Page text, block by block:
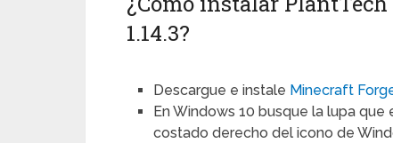
1.14.3?
Descargue e instale Minecraft
En Windows 10 busque la lupa
costado derecho del icono de